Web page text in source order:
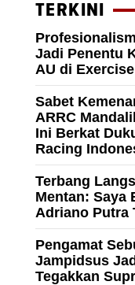
TERKINI
Jadi Penentu
AU di
Sabet
ARRC
Ini Berkat
Racing
Terbang
Mentan: Saya
Adriano Putra
Pengamat
Jampidsus
Tegakkan